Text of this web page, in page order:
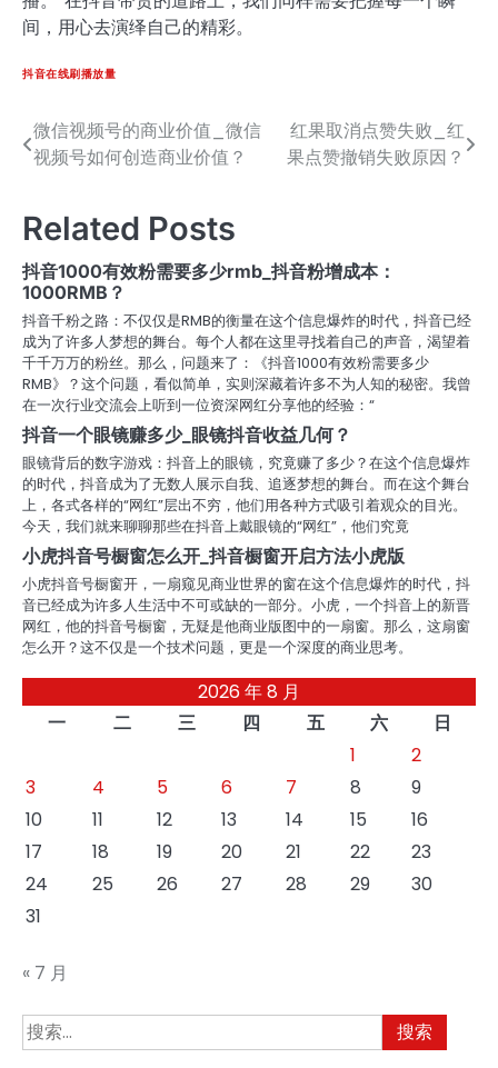
间，用心去演绎自己的精彩。
抖音在线刷播放量
文
章
导
航
微信视频号的商业价值_微信
视频号如何创造商业价值？
红果取消点赞失败_红
果点赞撤销失败原因？
Related Posts
抖音1000有效粉需要多少rmb_抖音粉增成本：
1000RMB？
抖音千粉之路：不仅仅是RMB的衡量在这个信息爆炸的时代，抖音已经
成为了许多人梦想的舞台。每个人都在这里寻找着自己的声音，渴望着
千千万万的粉丝。那么，问题来了：《抖音1000有效粉需要多少
RMB》？这个问题，看似简单，实则深藏着许多不为人知的秘密。我曾
在一次行业交流会上听到一位资深网红分享他的经验：“
抖音一个眼镜赚多少_眼镜抖音收益几何？
眼镜背后的数字游戏：抖音上的眼镜，究竟赚了多少？在这个信息爆炸
的时代，抖音成为了无数人展示自我、追逐梦想的舞台。而在这个舞台
上，各式各样的“网红”层出不穷，他们用各种方式吸引着观众的目光。
今天，我们就来聊聊那些在抖音上戴眼镜的“网红”，他们究竟
小虎抖音号橱窗怎么开_抖音橱窗开启方法小虎版
小虎抖音号橱窗开，一扇窥见商业世界的窗在这个信息爆炸的时代，抖
音已经成为许多人生活中不可或缺的一部分。小虎，一个抖音上的新晋
网红，他的抖音号橱窗，无疑是他商业版图中的一扇窗。那么，这扇窗
怎么开？这不仅是一个技术问题，更是一个深度的商业思考。
2026 年 8 月
一
二 三 四 五 六
日
1
2
3
4 5 6 7 8
9
10
11 12 13 14 15
16
17
18 19 20 21 22
23
24
25 26 27 28 29
30
31
« 7 月
搜
索：